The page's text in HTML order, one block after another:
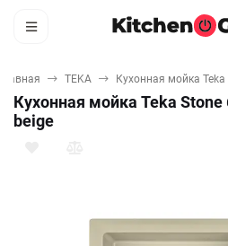
TEKA Кухонная мойка Teka
Кухонная мойка Teka Stone
beige